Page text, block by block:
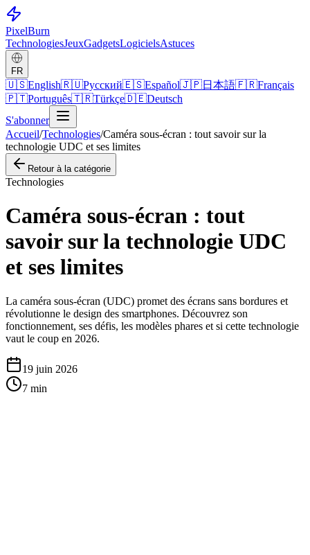
PixelBurn
TechnologiesJeuxGadgetsLogicielsAstuces
FR
🇺🇸English🇷🇺Русский🇪🇸Español🇯🇵日本語🇫🇷Français
🇵🇹Português🇹🇷Türkçe🇩🇪Deutsch
S'abonner
Accueil/Technologies/Caméra sous-écran : tout savoir sur la
technologie UDC et ses limites
Retour à la catégorie
Technologies
Caméra sous-écran : tout
savoir sur la technologie UDC
et ses limites
La caméra sous-écran (UDC) promet des écrans sans bordures et
révolutionne le design des smartphones. Découvrez son
fonctionnement, ses défis, les modèles phares et si cette technologie
vaut le coup en 2026.
19 juin 2026
7 min